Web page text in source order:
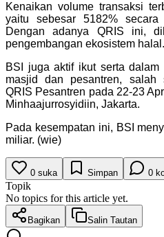
Kenaikan volume transaksi
yaitu sebesar 5182%
Dengan adanya QRIS ini,
pengembangan ekosistem halal.
BSI juga aktif ikut serta
masjid dan pesantren, salah
QRIS Pesantren pada 22-23
Minhaajurrosyidiin, Jakarta.
Pada kesempatan ini, BSI
miliar. (wie)
0 suka Simpan 0
Topik
No topics for this article yet.
Bagikan Salin Tautan